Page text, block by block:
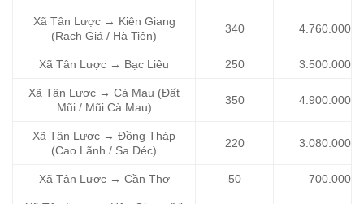
Xã Tân Lược → Kiên Giang
(Rạch Giá / Hà Tiên)
340 4.760.000
Xã Tân Lược → Bạc Liêu 250 3.500.000
Xã Tân Lược → Cà Mau (Đất
Mũi / Mũi Cà Mau)
350 4.900.000
Xã Tân Lược → Đồng Tháp
(Cao Lãnh / Sa Đéc)
220 3.080.000
Xã Tân Lược → Cần Thơ 50 700.000